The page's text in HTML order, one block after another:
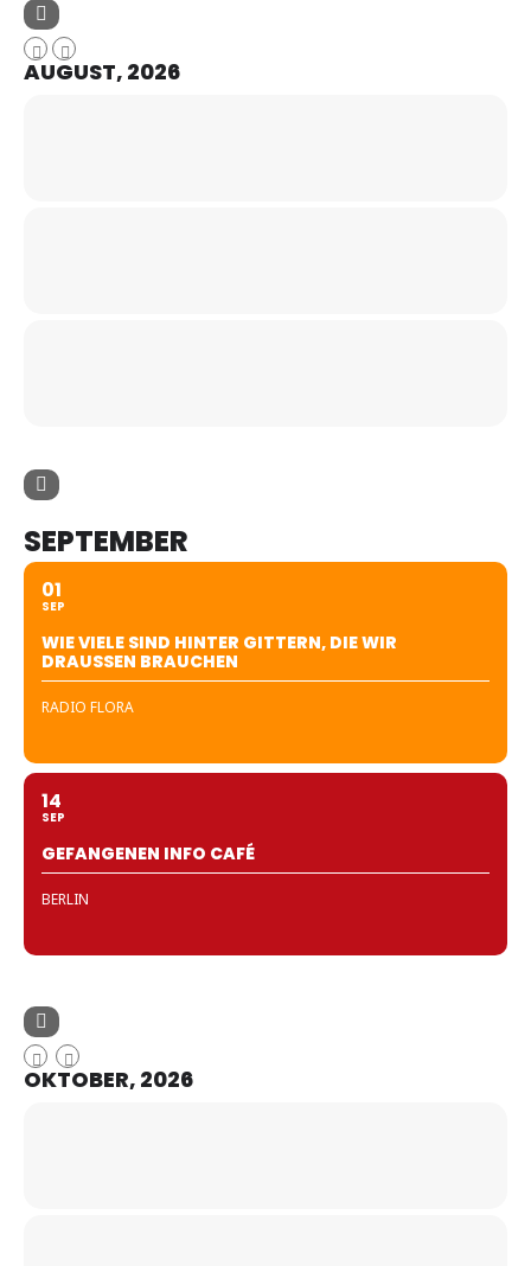
AUGUST, 2026
SEPTEMBER
01
SEP
WIE VIELE SIND HINTER GITTERN, DIE WIR
DRAUSSEN BRAUCHEN
RADIO FLORA
14
SEP
GEFANGENEN INFO CAFÉ
BERLIN
OKTOBER, 2026